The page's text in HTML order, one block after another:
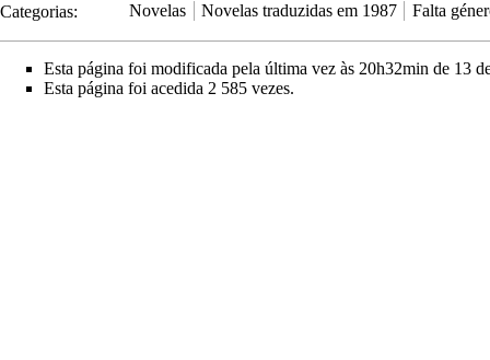
Categorias: Novelas Novelas traduzidas em 1987 Falta
Esta página foi modificada pela última vez às 20h32min de 13
Esta página foi acedida 2 585 vezes.